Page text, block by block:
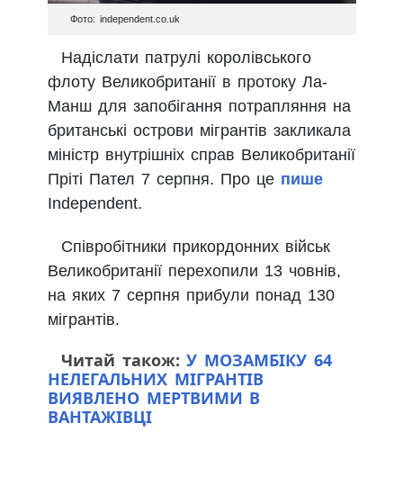
Фото: independent.co.uk
Надіслати патрулі королівського
флоту Великобританії в протоку Ла-
Манш для запобігання потрапляння на
британські острови мігрантів закликала
міністр внутрішніх справ Великобританії
Пріті Пател 7 серпня. Про це пише
Independent.
Співробітники прикордонних військ
Великобританії перехопили 13 човнів,
на яких 7 серпня прибули понад 130
мігрантів.
Читай також:У МОЗАМБІКУ 64
НЕЛЕГАЛЬНИХ МІГРАНТІВ
ВИЯВЛЕНО МЕРТВИМИ В
ВАНТАЖІВЦІ